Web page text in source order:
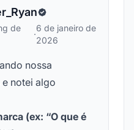
de
·
6 de janeiro de
2026
nossa
notei algo
(ex: “O que é